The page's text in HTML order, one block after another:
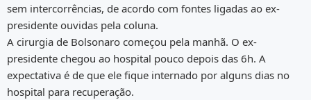
sem intercorrências, de acordo com fontes ligadas ao ex-
presidente ouvidas pela coluna.
A cirurgia de Bolsonaro começou pela manhã. O ex-
presidente chegou ao hospital pouco depois das 6h. A
expectativa é de que ele fique internado por alguns dias no
hospital para recuperação.